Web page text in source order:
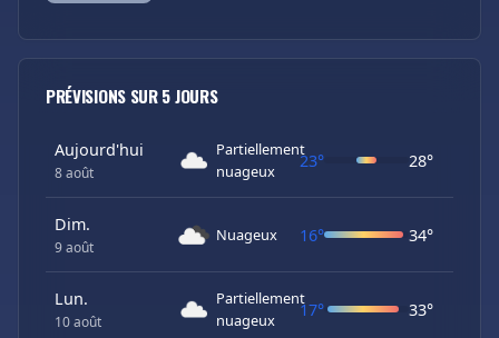
PRÉVISIONS SUR 5 JOURS
Aujourd'hui
8 août
Partiellement
nuageux
23° 28°
Dim.
9 août
Nuageux 16° 34°
Lun.
10 août
Partiellement
nuageux
17° 33°